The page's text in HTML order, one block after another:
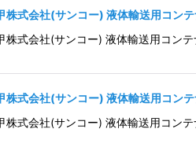
株式会社(サンコー) 液体輸送用コ
株式会社(サンコー) 液体輸送用コン
株式会社(サンコー) 液体輸送用コ
株式会社(サンコー) 液体輸送用コン